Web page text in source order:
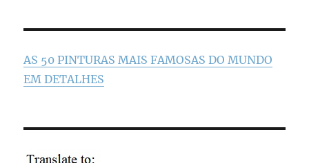
AS 50 PINTURAS MAIS FAMOSAS DO MUNDO
EM DETALHES